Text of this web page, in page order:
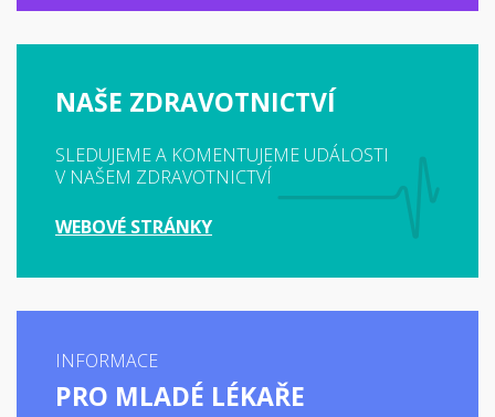
NAŠE ZDRAVOTNICTVÍ
SLEDUJEME A KOMENTUJEME UDÁLOSTI
V NAŠEM ZDRAVOTNICTVÍ
WEBOVÉ STRÁNKY
INFORMACE
PRO MLADÉ LÉKAŘE